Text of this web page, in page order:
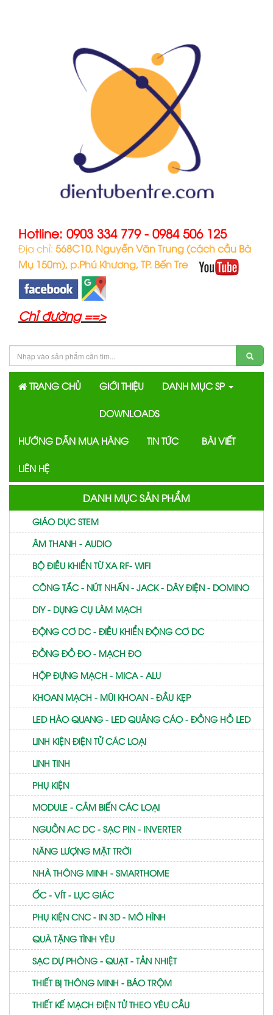
Hotline: 0903 334 779- 0984 506 125
Địa chỉ: 568C10, Nguyễn Văn Trung (cách cầu Bà
Mụ 150m), p.Phú Khương, TP. Bến Tre
Chỉ đường ==>
TRANG CHỦ GIỚI THIỆU DANH MỤC SP
DOWNLOADS
HƯỚNG DẪN MUA HÀNG TIN TỨC BÀI VIẾT
LIÊN HỆ
DANH MỤC SẢN PHẨM
GIÁO DỤC STEM
ÂM THANH - AUDIO
BỘ ĐIỀU KHIỂN TỪ XA RF- WIFI
CÔNG TẮC - NÚT NHẤN - JACK - DÂY ĐIỆN - DOMINO
DIY - DỤNG CỤ LÀM MẠCH
ĐỘNG CƠ DC - ĐIỀU KHIỂN ĐỘNG CƠ DC
ĐỒNG ĐỒ ĐO - MẠCH ĐO
HỘP ĐỰNG MẠCH - MICA - ALU
KHOAN MẠCH - MŨI KHOAN - ĐẦU KẸP
LED HÀO QUANG - LED QUẢNG CÁO - ĐỒNG HỒ LED
LINH KIỆN ĐIỆN TỬ CÁC LOẠI
LINH TINH
PHỤ KIỆN
MODULE - CẢM BIẾN CÁC LOẠI
NGUỒN AC DC - SẠC PIN - INVERTER
NĂNG LƯỢNG MẶT TRỜI
NHÀ THÔNG MINH - SMARTHOME
ỐC - VÍT - LỤC GIÁC
PHỤ KIỆN CNC - IN 3D - MÔ HÌNH
QUÀ TẶNG TÌNH YÊU
SẠC DỰ PHÒNG - QUẠT - TẢN NHIỆT
THIẾT BỊ THÔNG MINH - BÁO TRỘM
THIẾT KẾ MẠCH ĐIỆN TỬ THEO YÊU CẦU